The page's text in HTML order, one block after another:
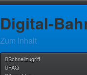
Digital-
Zum Inhalt
Schnellzugriff
FAQ